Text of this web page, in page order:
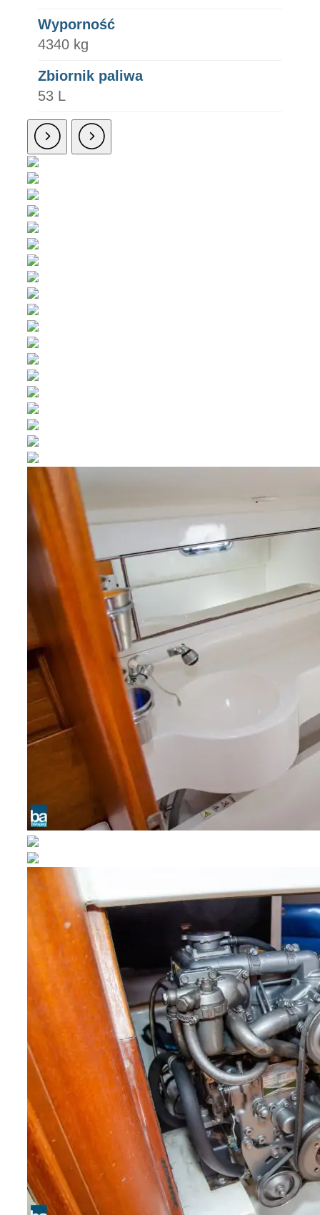
Wyporność
4340 kg
Zbiornik paliwa
53 L